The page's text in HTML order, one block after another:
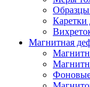
Образцы
Каретки
Магнитная